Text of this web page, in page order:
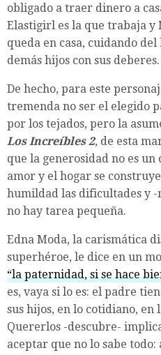
obligado a traer dinero a
Elastigirl es la que trabaja y
queda en casa, cuidando
demás hijos con sus
De hecho, para este
tremenda no ser el elegido
por los tejados, pero la
Los Increíbles 2, de esta
que la generosidad no es un
amor y el hogar se
humildad las dificultades y
no hay tarea pequeña.
Edna Moda, la carismática
superhéroe, le dice en un
“la paternidad, si se hace
es, vaya si lo es: el padre
sus hijos, en lo cotidiano, en
Quererlos -descubre-
aceptar que no lo sabe